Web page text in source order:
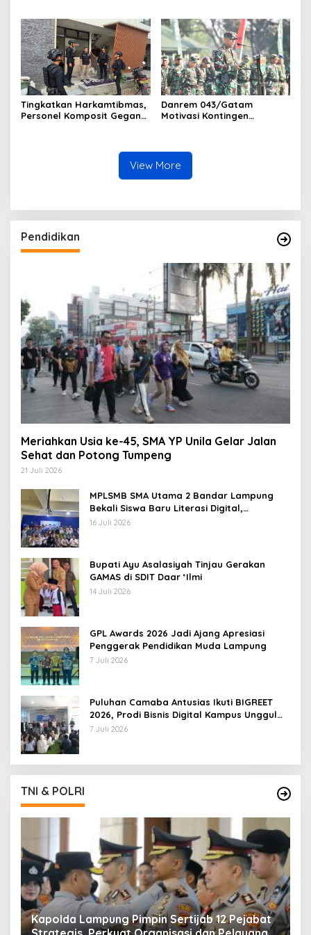
Membangun Desa)
Tingkatkan Harkamtibmas,
Personel Komposit Gegana
Keramaian dan Rumah
Danrem 043/Gatam
Motivasi Kontingen
Lomba Binsat Kodam
XXI/Radin Inten
View More
Pendidikan
Meriahkan Usia ke-45, SMA YP Unila Gelar Jalan
Sehat dan Potong Tumpeng
21 Juli 2026
MPLSMB SMA Utama 2 Bandar Lampung
Bekali Siswa Baru Literasi Digital,
Jurnalistik, dan Etika Bermedia Sosial
16 Juli 2026
Bupati Ayu Asalasiyah Tinjau Gerakan
GAMAS di SDIT Daar ‘Ilmi
14 Juli 2026
GPL Awards 2026 Jadi Ajang Apresiasi
Penggerak Pendidikan Muda Lampung
7 Juli 2026
Puluhan Camaba Antusias Ikuti BIGREET
2026, Prodi Bisnis Digital Kampus Unggul
IIB Darmajaya Hadirkan Deretan
7 Juli 2026
TNI & POLRI
Kapolda Lampung Pimpin Sertijab 12 Pejabat